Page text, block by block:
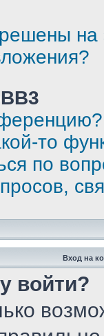
то
по
Вход на
войти?